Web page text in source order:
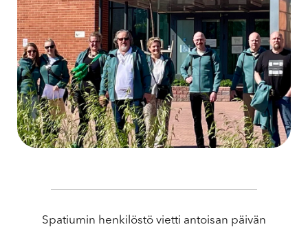
Spatiumin henkilöstö vietti antoisan päivän